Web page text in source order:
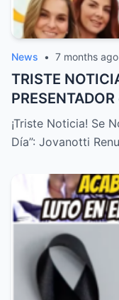
News • 7 months ago
TRISTE
ESPERABA! –
¡Triste Noticia! Se
Día”: Jovanotti